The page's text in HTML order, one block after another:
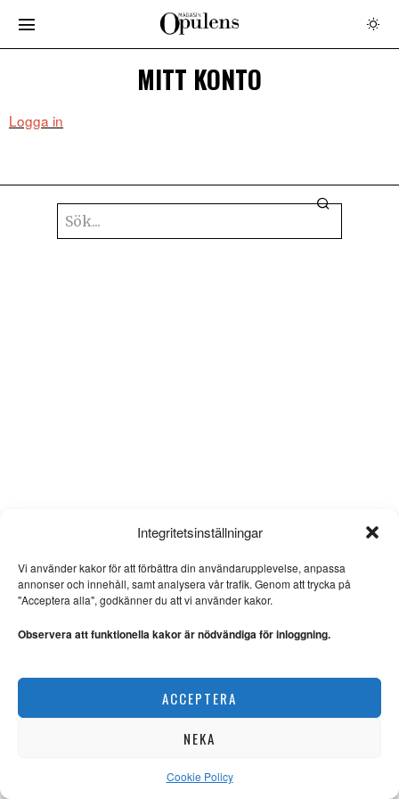
Integritetsinställningar
Vi använder kakor för att förbättra din användarupplevelse, anpassa
annonser och innehåll, samt analysera vår trafik. Genom att trycka på
"Acceptera alla", godkänner du att vi använder kakor.
Observera att funktionella kakor är nödvändiga för inloggning.
ACCEPTERA
NEKA
Cookie Policy
MITT KONTO
Logga in